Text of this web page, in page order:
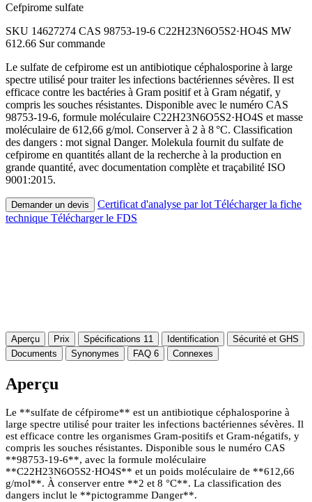
Cefpirome sulfate
SKU 14627274 CAS 98753-19-6 C22H23N6O5S2·HO4S MW
612.66 Sur commande
Le sulfate de cefpirome est un antibiotique céphalosporine à large
spectre utilisé pour traiter les infections bactériennes sévères. Il est
efficace contre les bactéries à Gram positif et à Gram négatif, y
compris les souches résistantes. Disponible avec le numéro CAS
98753-19-6, formule moléculaire C22H23N6O5S2·HO4S et masse
moléculaire de 612,66 g/mol. Conserver à 2 à 8 °C. Classification
des dangers : mot signal Danger. Molekula fournit du sulfate de
cefpirome en quantités allant de la recherche à la production en
grande quantité, avec documentation complète et traçabilité ISO
9001:2015.
Demander un devis Certificat d'analyse par lot Télécharger la fiche
technique Télécharger le FDS
Aperçu Prix Spécifications 11 Identification
Sécurité et GHS
Documents
Synonymes FAQ 6 Connexes
Aperçu
Le **sulfate de céfpirome** est un antibiotique céphalosporine à
large spectre utilisé pour traiter les infections bactériennes sévères. Il
est efficace contre les organismes Gram-positifs et Gram-négatifs, y
compris les souches résistantes. Disponible sous le numéro CAS
**98753-19-6**, avec la formule moléculaire
**C22H23N6O5S2·HO4S** et un poids moléculaire de **612,66
g/mol**. À conserver entre **2 et 8 °C**. La classification des
dangers inclut le **pictogramme Danger**.